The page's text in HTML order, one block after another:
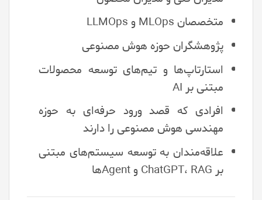
متخصصان MLOps و LLMOps
پژوهشگران حوزه هوش مصنوعی
استارتاپ‌ها و تیم‌های توسعه محصولات
مبتنی بر AI
افرادی که قصد ورود حرفه‌ای به حوزه
مهندسی هوش مصنوعی را دارند
علاقه‌مندان به توسعه سیستم‌های مبتنی
بر ChatGPT، RAG و Agentها